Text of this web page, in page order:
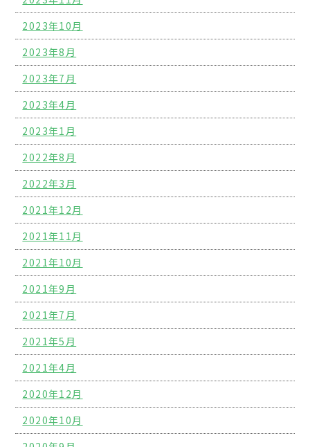
2023年10月
2023年8月
2023年7月
2023年4月
2023年1月
2022年8月
2022年3月
2021年12月
2021年11月
2021年10月
2021年9月
2021年7月
2021年5月
2021年4月
2020年12月
2020年10月